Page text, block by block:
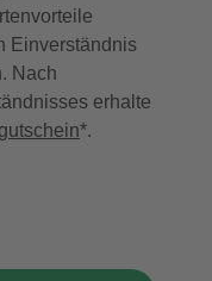
Einverständnis
Nach
erhalte
*.